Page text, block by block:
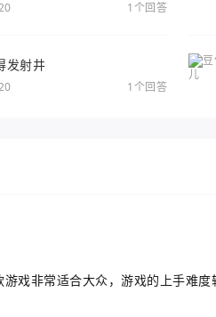
1个回答
发射井
1个回答
戏非常适合大众，游戏的上手难